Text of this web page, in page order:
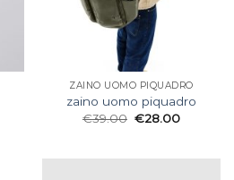
ZAINO UOMO PIQUADRO
zaino uomo piquadro
€39.00 €28.00